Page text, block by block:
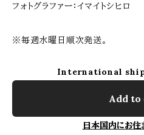
フォトグラファー：イマイトシヒロ
※毎週水曜日順次発送。
International
Add
日本国内にお住